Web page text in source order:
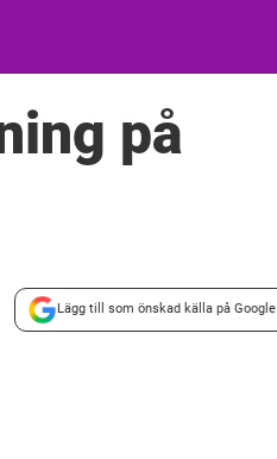
på
Lägg till som önskad källa på Google